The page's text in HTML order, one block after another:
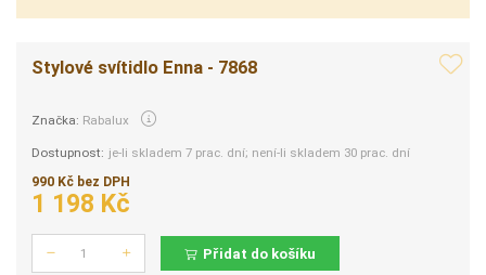
Stylové svítidlo Enna - 7868
Značka: Rabalux
Dostupnost: je-li skladem 7 prac. dní; není-li skladem 30 prac. dní
990 Kč bez DPH
1 198 Kč
Přidat do košíku